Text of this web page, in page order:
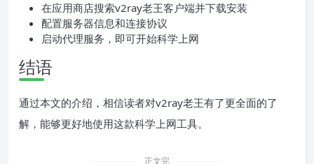
在应用商店搜索v2ray老王客户端并下载安装
配置服务器信息和连接协议
启动代理服务，即可开始科学上网
结语
通过本文的介绍，相信读者对v2ray老王有了更全面的了
解，能够更好地使用这款科学上网工具。
正文完